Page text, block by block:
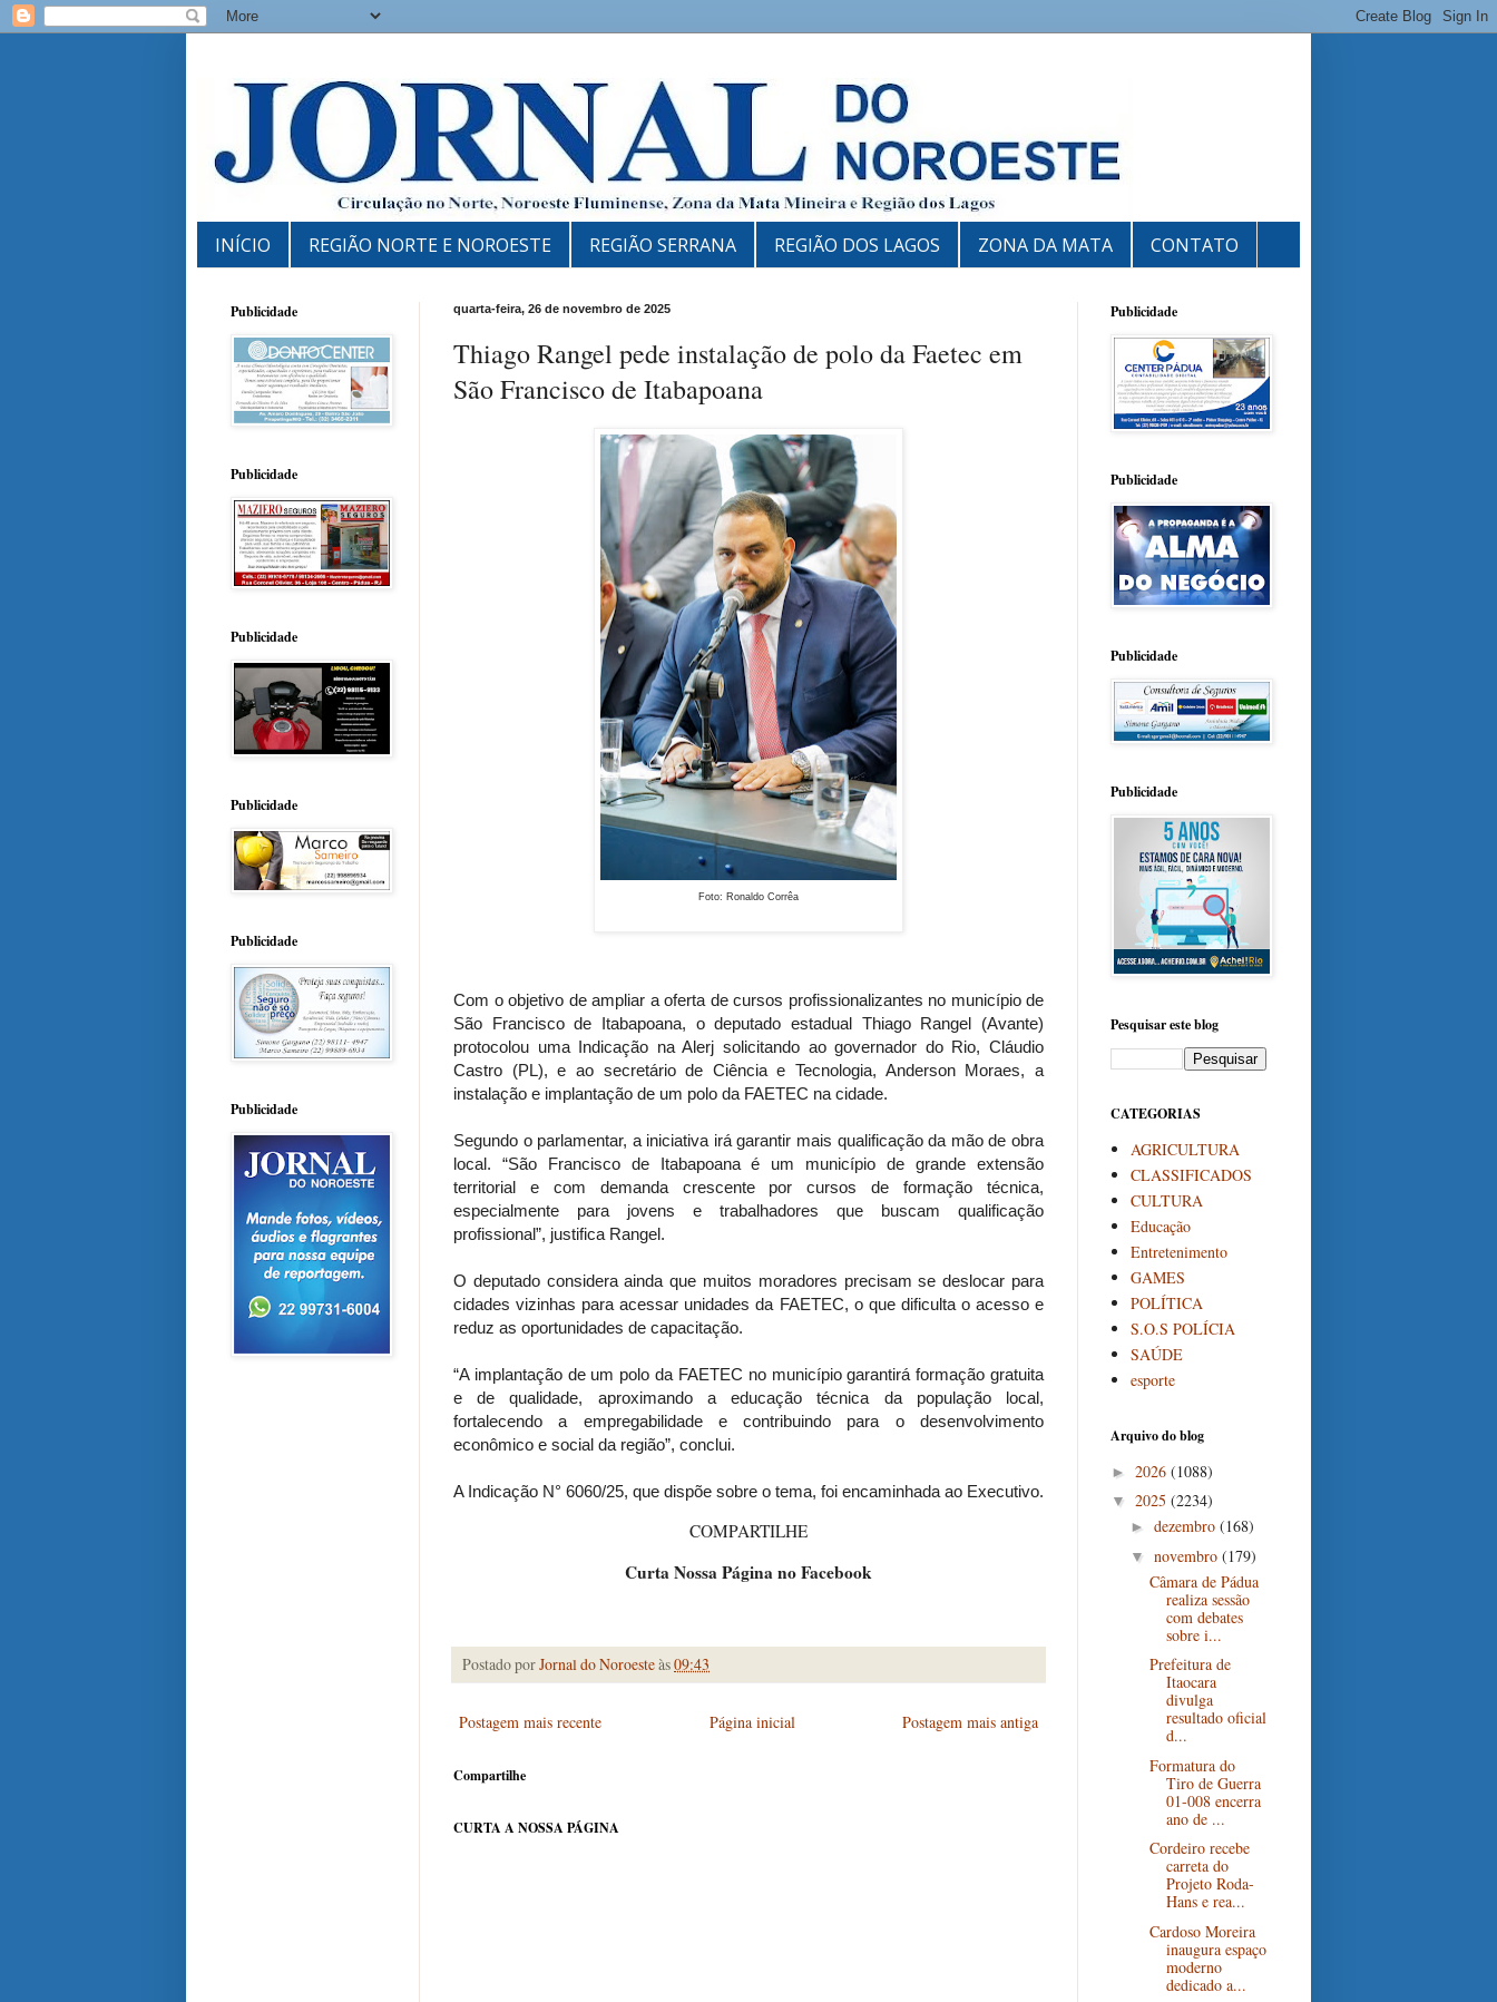
INÍCIO REGIÃO NORTE E NOROESTE REGIÃO SERRANA REGIÃO DOS LAGOS ZONA DA MATA CONTATO
quarta-feira, 26 de novembro de 2025
Thiago Rangel pede instalação de polo da Faetec em
São Francisco de Itabapoana
Foto: Ronaldo Corrêa
Com o objetivo de ampliar a oferta de cursos profissionalizantes no município de
São Francisco de Itabapoana, o deputado estadual Thiago Rangel (Avante)
protocolou uma Indicação na Alerj solicitando ao governador do Rio, Cláudio
Castro (PL), e ao secretário de Ciência e Tecnologia, Anderson Moraes, a
instalação e implantação de um polo da FAETEC na cidade.
Segundo o parlamentar, a iniciativa irá garantir mais qualificação da mão de obra
local. “São Francisco de Itabapoana é um município de grande extensão
territorial e com demanda crescente por cursos de formação técnica,
especialmente para jovens e trabalhadores que buscam qualificação
profissional”, justifica Rangel.
O deputado considera ainda que muitos moradores precisam se deslocar para
cidades vizinhas para acessar unidades da FAETEC, o que dificulta o acesso e
reduz as oportunidades de capacitação.
“A implantação de um polo da FAETEC no município garantirá formação gratuita
e de qualidade, aproximando a educação técnica da população local,
fortalecendo a empregabilidade e contribuindo para o desenvolvimento
econômico e social da região”, conclui.
A Indicação N° 6060/25, que dispõe sobre o tema, foi encaminhada ao Executivo.
COMPARTILHE
Curta Nossa Página no Facebook
Postado porJornal do Noroesteàs09:43
Postagem mais recente Postagem mais antiga
Página inicial
Compartilhe
CURTA A NOSSA PÁGINA
Publicidade
Publicidade
Publicidade
Publicidade
Publicidade
Publicidade
Publicidade
Publicidade
Publicidade
Publicidade
Pesquisar este blog
CATEGORIAS
AGRICULTURA
CLASSIFICADOS
CULTURA
Educação
Entretenimento
GAMES
POLÍTICA
S.O.S POLÍCIA
SAÚDE
esporte
Arquivo do blog
► 2026 (1088)
▼ 2025 (2234)
► dezembro (168)
▼ novembro (179)
Câmara de Pádua
realiza sessão
com debates
sobre i...
Prefeitura de
Itaocara
divulga
resultado oficial
d...
Formatura do
Tiro de Guerra
01-008 encerra
ano de ...
Cordeiro recebe
carreta do
Projeto Roda-
Hans e rea...
Cardoso Moreira
inaugura espaço
moderno
dedicado a...